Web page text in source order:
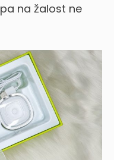
na žalost ne